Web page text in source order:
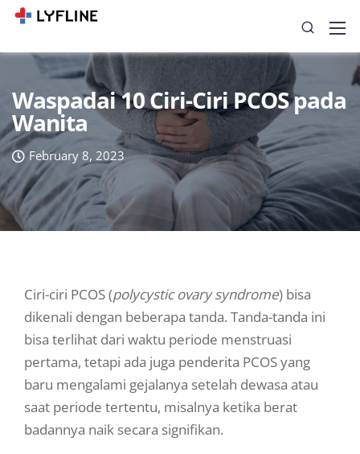
Waspadai 10 Ciri-Ciri PCOS pada
Wanita
February 8, 2023
Ciri-ciri PCOS (polycystic ovary syndrome) bisa
dikenali dengan beberapa tanda. Tanda-tanda ini
bisa terlihat dari waktu periode menstruasi
pertama, tetapi ada juga penderita PCOS yang
baru mengalami gejalanya setelah dewasa atau
saat periode tertentu, misalnya ketika berat
badannya naik secara signifikan.